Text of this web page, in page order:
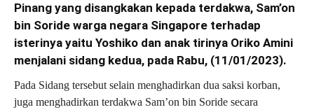
Pinang yang disangkakan kepada terdakwa, Sam’on
bin Soride warga negara Singapore terhadap
isterinya yaitu Yoshiko dan anak tirinya Oriko Amini
menjalani sidang kedua, pada Rabu, (11/01/2023).
Pada Sidang tersebut selain menghadirkan dua saksi korban,
juga menghadirkan terdakwa Sam’on bin Soride secara